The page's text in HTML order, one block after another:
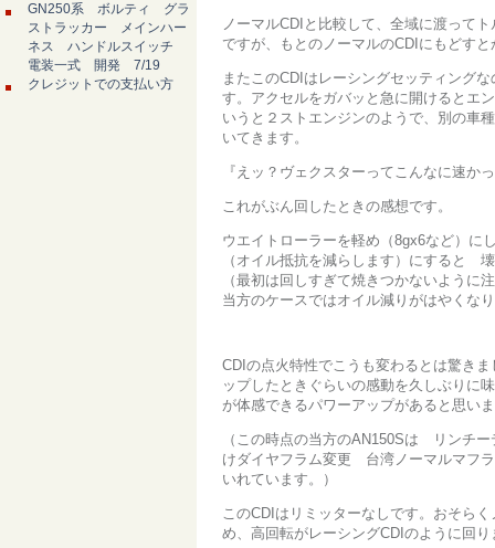
GN250系 ボルティ グラ
ストラッカー メインハー
ネス ハンドルスイッチ
電装一式 開発 7/19
クレジットでの支払い方
ノーマルCDIと比較して、全域に渡って
ですが、もとのノーマルのCDIにもどす
またこのCDIはレーシングセッティング
す。アクセルをガバッと急に開けるとエ
いうと２ストエンジンのようで、別の車
いてきます。
『えッ？ヴェクスターってこんなに速か
これがぶん回したときの感想です。
ウエイトローラーを軽め（8gx6など）に
（オイル抵抗を減らします）にすると
（最初は回しすぎて焼きつかないように
当方のケースではオイル減りがはやくな
CDIの点火特性でこうも変わるとは驚き
ップしたときぐらいの感動を久しぶりに
が体感できるパワーアップがあると思い
（この時点の当方のAN150Sは リンチ
けダイヤフラム変更 台湾ノーマルマ
いれています。）
このCDIはリミッターなしです。おそら
め、高回転がレーシングCDIのように回